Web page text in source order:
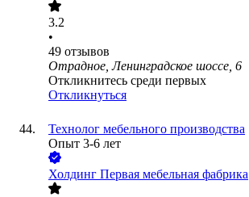
3.2
•
49 отзывов
Отрадное, Ленинградское шоссе, 6
Откликнитесь среди первых
Откликнуться
Технолог мебельного производства
Опыт 3-6 лет
Холдинг Первая мебельная фабрика